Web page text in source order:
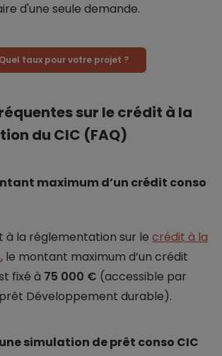
d'une seule demande.
Quel taux pour votre projet ?
sur le crédit à la
du CIC (FAQ)
maximum d’un crédit conso
la réglementation sur le crédit à la
, le montant maximum d’un crédit
fixé à 75 000 € (accessible par
Développement durable).
simulation de prêt conso CIC